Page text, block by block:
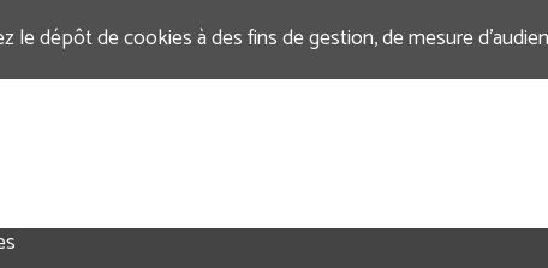
dépôt de cookies à des fins de gestion, de mesure